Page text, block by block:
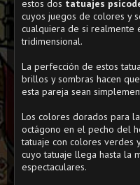
estos dos tatuajes
cuyos juegos de colores y
cualquiera de si realmente
tridimensional.
La perfección de estos
brillos y sombras hacen
esta pareja sean
Los colores dorados para
octágono en el pecho del
tatuaje con colores verdes
cuyo tatuaje llega hasta la
espectaculares.